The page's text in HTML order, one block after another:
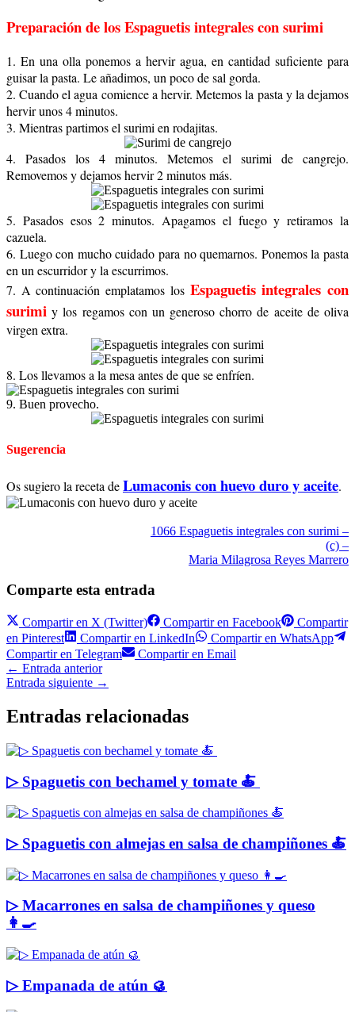
Preparación de losEspaguetis integrales con surimi
1. En una olla ponemos a hervir agua, en cantidad suficiente para
guisar la pasta. Le añadimos, un poco de sal gorda.
2. Cuando el agua comience a hervir. Metemos la pasta y la dejamos
hervir unos 4 minutos.
3. Mientras partimos el surimi en rodajitas.
4. Pasados los 4 minutos. Metemos el surimi de cangrejo.
Removemos y dejamos hervir 2 minutos más.
5. Pasados esos 2 minutos. Apagamos el fuego y retiramos la
cazuela.
6. Luego con mucho cuidado para no quemarnos. Ponemos la pasta
en un escurridor y la escurrimos.
7. A continuación emplatamos los Espaguetis integrales con
surimi y los regamos con un generoso chorro de aceite de oliva
virgen extra.
8. Los llevamos a la mesa antes de que se enfríen.
9. Buen provecho.
Sugerencia
Os sugiero la receta deLumaconis con huevo duro y aceite.
1066 Espaguetis integrales con surimi –
(c) –
Maria Milagrosa Reyes Marrero
Comparte esta entrada
Compartir en X (Twitter) Compartir en Facebook
Compartir
en Pinterest Compartir en LinkedIn Compartir en WhatsApp
Compartir en Telegram Compartir en Email
← Entrada anterior
Entrada siguiente →
Entradas relacionadas
▷ Spaguetis con bechamel y tomate 🍝
▷ Spaguetis con almejas en salsa de champiñones 🍝
▷ Macarrones en salsa de champiñones y queso
👩‍🍳
▷ Empanada de atún 🥮